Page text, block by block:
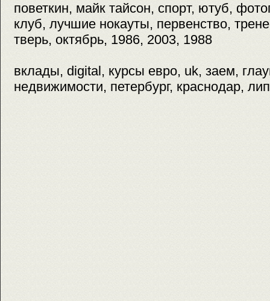
поветкин, майк тайсон, спорт, ютуб,
клуб, лучшие нокауты, первенство,
тверь, октябрь, 1986, 2003, 1988
вклады, digital, курсы евро, uk, заем,
недвижимости, петербург, краснодар,